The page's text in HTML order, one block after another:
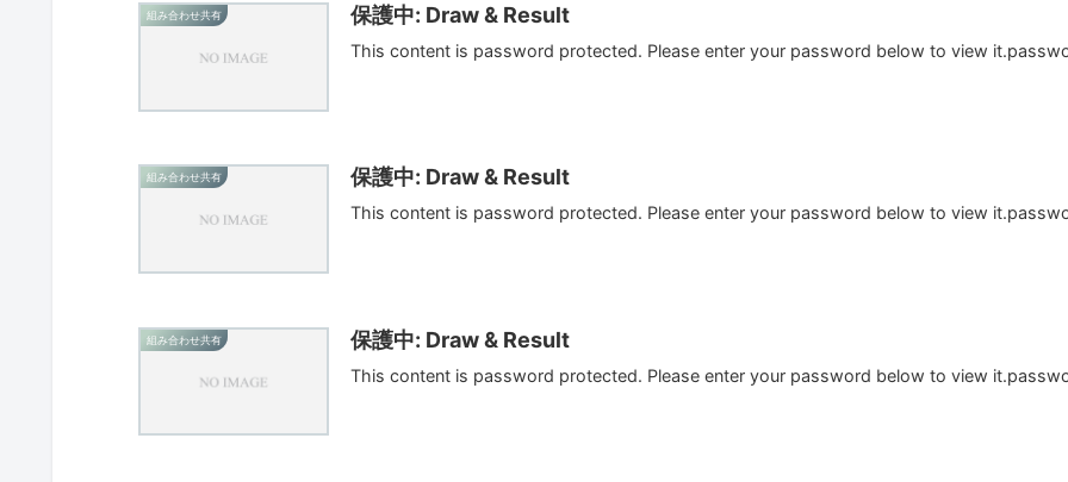
組み合わせ共有 保護中: Draw & Result
This content is password protected. Please enter your password below to view
組み合わせ共有 保護中: Draw & Result
This content is password protected. Please enter your password below to view
組み合わせ共有 保護中: Draw & Result
This content is password protected. Please enter your password below to view